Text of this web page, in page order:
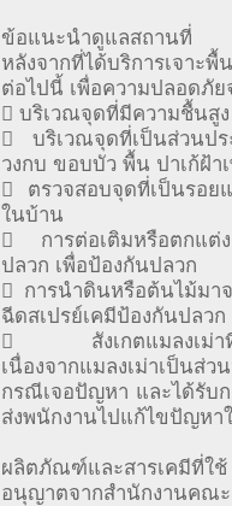
ข้อแนะนำดูแลสถานที่
หลังจากที่ได้บริการเจาะ
ต่อไปนี้ เพื่อความปลอดภั
 บริเวณจุดที่มีความชื้นสู
 บริเวณจุดที่เป็นส่วนป
วงกบ ขอบบัว พื้น ปาเก้ฝ้
 ตรวจสอบจุดที่เป็นรอย
ในบ้าน
 การต่อเติมหรือตกแต่ง
ปลวก เพื่อป้องกันปลวก
 การนำดินหรือต้นไม้มา
ฉีดสเปรย์เคมีป้องกันปลวก
 สังเกตแมลงเม่าที่บิ
เนื่องจากแมลงเม่าเป็นส่ว
กรณีเจอปัญหา และได้รับ
ส่งพนักงานไปแก้ไขปัญหา
ผลิตภัณฑ์และสารเคมีที่ใ
อนุญาตจากสำนักงานคณะ